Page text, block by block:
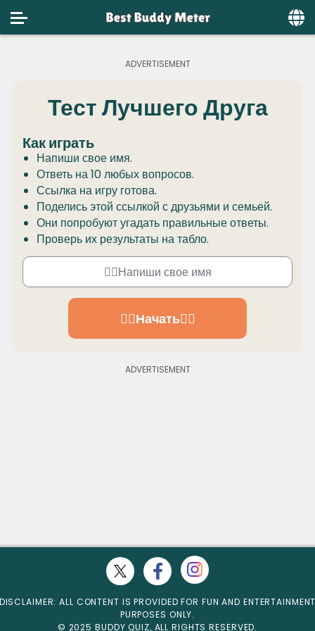
Privacy
Terms & Conditions
About us
Contact us
Тест Лучшего Друга
Как играть
Напиши свое имя.
Ответь на 10 любых вопросов.
Ссылка на игру готова.
Поделись этой ссылкой с друзьями и семьей.
Они попробуют угадать правильные ответы.
Проверь их результаты на табло.
👉🏻Начать👈🏻
ALL CONTENT IS PROVIDED FOR FUN AND
PURPOSES ONLY.
© 2025 BUDDY QUIZ, ALL RIGHTS RESERVED.